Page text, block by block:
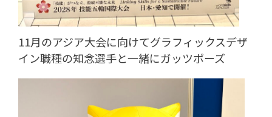
11月のアジア大会に向けてグラフィックスデザ
イン職種の知念選手と一緒にガッツポーズ